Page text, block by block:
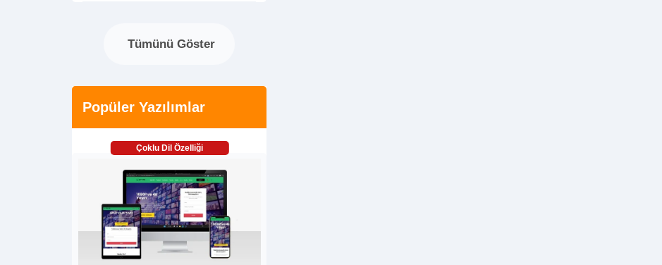
Tümünü Göster
Popüler Yazılımlar
Çoklu Dil Özelliği